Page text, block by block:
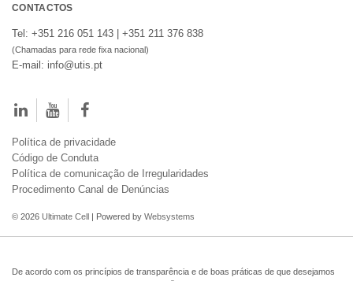
CONTACTOS
Tel: +351 216 051 143 | +351 211 376 838
(Chamadas para rede fixa nacional)
E-mail: info@utis.pt
Política de privacidade
Código de Conduta
Política de comunicação de Irregularidades
Procedimento Canal de Denúncias
© 2026 Ultimate Cell | Powered by Websystems
De acordo com os princípios de transparência e de boas práticas de que desejamos